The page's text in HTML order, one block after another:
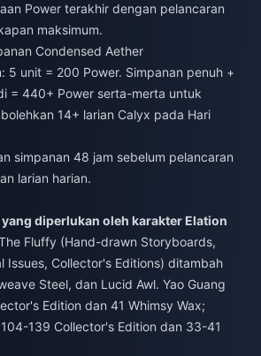
Power terakhir dengan pelancaran
maksimum.
Condensed Aether
5 unit = 200 Power. Simpanan penuh +
= 440+ Power serta-merta untuk
14+ larian Calyx pada Hari
simpanan 48 jam sebelum pelancaran
larian harian.
diperlukan oleh karakter Elation
Fluffy (Hand-drawn Storyboards,
Issues, Collector's Editions) ditambah
Steel, dan Lucid Awl. Yao Guang
Edition dan 41 Whimsy Wax;
139 Collector's Edition dan 33-41